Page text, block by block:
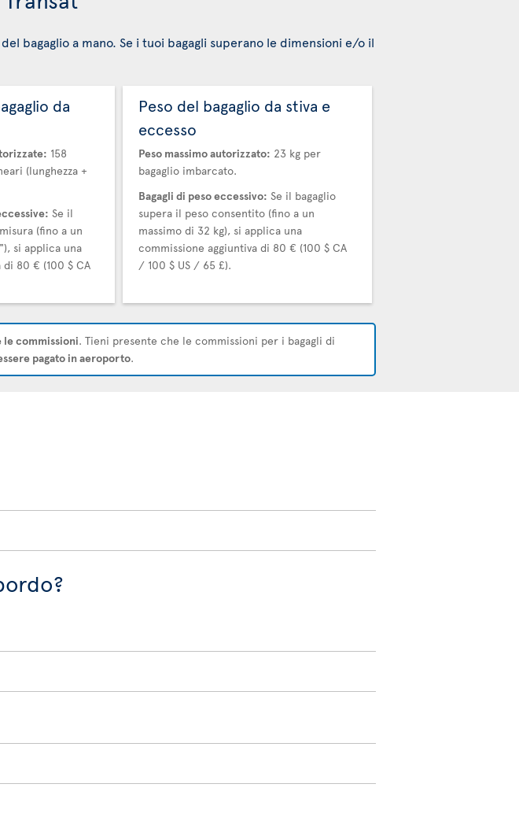
bagaglio a mano. Se i tuoi bagagli superano le dimensioni e/o il
da
158
(lunghezza +
Se il
(fino a un
si applica una
80 € (100 $ CA
Peso del bagaglio da stiva e
eccesso
Peso massimo autorizzato: 23 kg per
bagaglio imbarcato.
Bagagli di peso eccessivo: Se il bagaglio
supera il peso consentito (fino a un
massimo di 32 kg), si applica una
commissione aggiuntiva di 80 € (100 $ CA
/ 100 $ US / 65 £).
le commissioni. Tieni presente che le commissioni per i bagagli di
pagato in aeroporto.